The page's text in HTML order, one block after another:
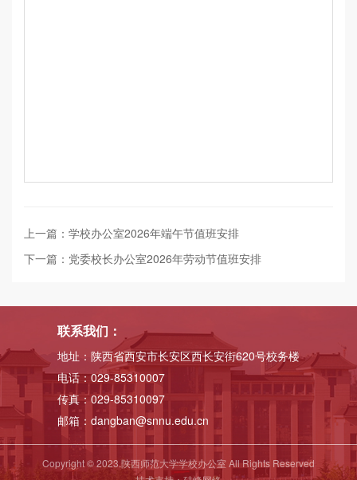
上一篇：学校办公室2026年端午节值班安排
下一篇：党委校长办公室2026年劳动节值班安排
联系我们：
地址：陕西省西安市长安区西长安街620号校务楼
电话：029-85310007
传真：029-85310097
邮箱：dangban@snnu.edu.cn
Copyright © 2023.陕西师范大学学校办公室 All Rights Reserved